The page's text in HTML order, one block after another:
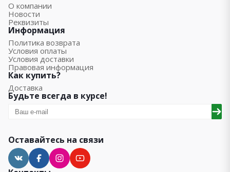
О компании
Новости
Реквизиты
Информация
Политика возврата
Условия оплаты
Условия доставки
Правовая информация
Как купить?
Доставка
Будьте всегда в курсе!
Оставайтесь на связи